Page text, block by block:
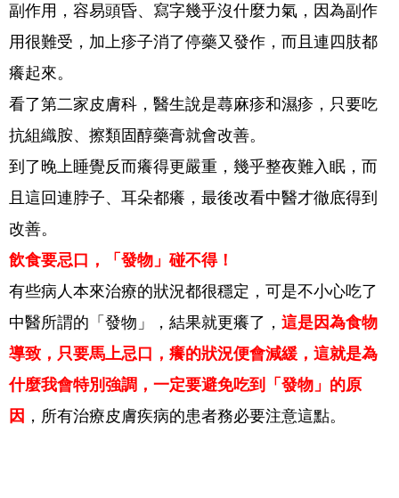
副作用，容易頭昏、寫字幾乎沒什麼力氣，因為副作
用很難受，加上疹子消了停藥又發作，而且連四肢都
癢起來。
看了第二家皮膚科，醫生說是蕁麻疹和濕疹，只要吃
抗組織胺、擦類固醇藥膏就會改善。
到了晚上睡覺反而癢得更嚴重，幾乎整夜難入眠，而
且這回連脖子、耳朵都癢，最後改看中醫才徹底得到
改善。
飲食要忌口，「發物」碰不得！
有些病人本來治療的狀況都很穩定，可是不小心吃了
中醫所謂的「發物」，結果就更癢了， 這是因為食物
導致，只要馬上忌口，癢的狀況便會減緩，這就是為
什麼我會特別強調，一定要避免吃到「發物」的原
因 ，所有治療皮膚疾病的患者務必要注意這點。